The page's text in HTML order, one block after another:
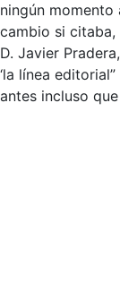
ningún momento
cambio si
D. Javier
‘la línea
antes incluso